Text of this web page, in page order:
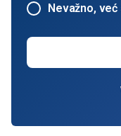
Nevažno,